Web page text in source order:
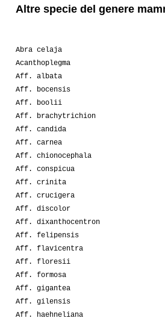
Altre specie del genere
Abra celaja
Acanthoplegma
Aff. albata
Aff. bocensis
Aff. boolii
Aff. brachytrichion
Aff. candida
Aff. carnea
Aff. chionocephala
Aff. conspicua
Aff. crinita
Aff. crucigera
Aff. discolor
Aff. dixanthocentron
Aff. felipensis
Aff. flavicentra
Aff. floresii
Aff. formosa
Aff. gigantea
Aff. gilensis
Aff. haehneliana